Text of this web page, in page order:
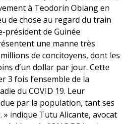
à Teodorin Obiang en
de chose au regard du train
président de Guinée
une manne très
de concitoyens, dont les
d’un dollar par jour. Cette
3 fois l’ensemble de la
du COVID 19. Leur
par la population, tant ses
indique Tutu Alicante, avocat